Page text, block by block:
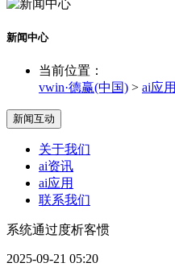
新闻中心
当前位置：
vwin·德赢(中国) > ai应用
新闻互动
关于我们
ai资讯
ai应用
联系我们
系统通过度析客惯
2025-09-21 05:20